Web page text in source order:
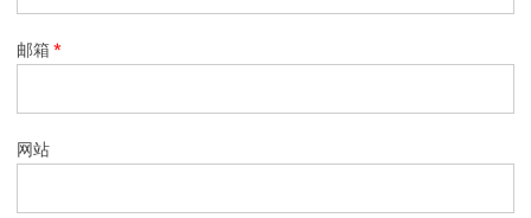
邮箱*
网站